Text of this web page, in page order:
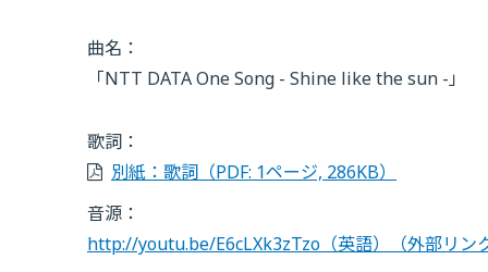
曲名：
「NTT DATA One Song - Shine like the sun -」
歌詞：
別紙：歌詞 （PDF: 1ページ, 286KB）
音源：
http://youtu.be/E6cLXk3zTzo（英語）
（外部リン